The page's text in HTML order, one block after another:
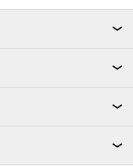
informais.
um produto versátil e